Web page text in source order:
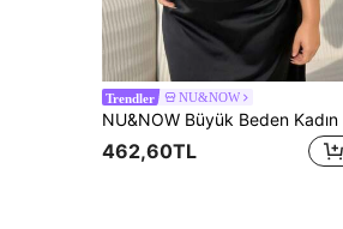
Trendler NU&NOW
462,60TL